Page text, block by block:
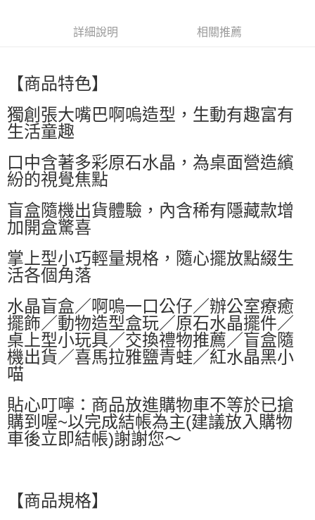
付款後全家取貨
萊爾富取貨付款
每筆NT$60，滿NT$599(含以上)免運費
付款後萊爾富取貨
每筆NT$60，滿NT$599(含以上)免運費
7-11付款取貨
每筆NT$60，滿NT$599(含以上)免運費
付款後7-11取貨
每筆NT$60，滿NT$599(含以上)免運費
宅配
每筆NT$80，滿NT$799(含以上)免運費
國家/地區配送0330 查看運費
詳細說明 相關推薦
【商品特色】
獨創張大嘴巴啊嗚造型，生動有趣富有
生活童趣
口中含著多彩原石水晶，為桌面營造繽
紛的視覺焦點
盲盒隨機出貨體驗，內含稀有隱藏款增
加開盒驚喜
掌上型小巧輕量規格，隨心擺放點綴生
活各個角落
水晶盲盒／啊嗚一口公仔／辦公室療癒
擺飾／動物造型盒玩／原石水晶擺件／
桌上型小玩具／交換禮物推薦／盲盒隨
機出貨／喜馬拉雅鹽青蛙／紅水晶黑小
喵
貼心叮嚀：商品放進購物車不等於已搶
購到喔~以完成結帳為主(建議放入購物
車後立即結帳)謝謝您～
【商品規格】